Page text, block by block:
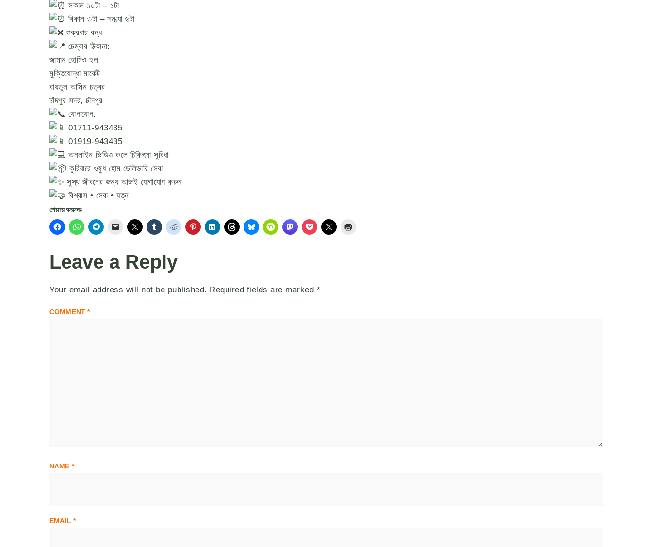
সকাল ১০টা – ১টা
বিকাল ৩টা – সন্ধ্যা ৬টা
শুক্রবার বন্ধ
চেম্বার ঠিকানা:
জামান হোমিও হল
মুক্তিযোদ্ধা মার্কেট
বায়তুল আমিন চত্বর
চাঁদপুর সদর, চাঁদপুর
যোগাযোগ:
01711-943435
01919-943435
অনলাইন ভিডিও কলে চিকিৎসা সুবিধা
কুরিয়ারে ওষুধ হোম ডেলিভারি সেবা
সুস্থ জীবনের জন্য আজই যোগাযোগ করুন
বিশ্বাস • সেবা • যত্ন
শেয়ার করুনঃ
Leave a Reply
Your email address will not be published. Required fields are marked *
COMMENT*
NAME *
EMAIL *